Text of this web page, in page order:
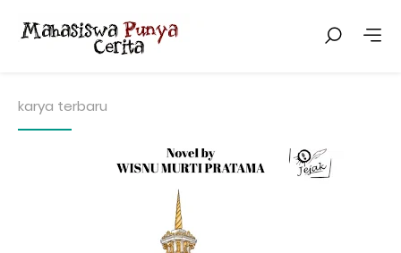
karya terbaru